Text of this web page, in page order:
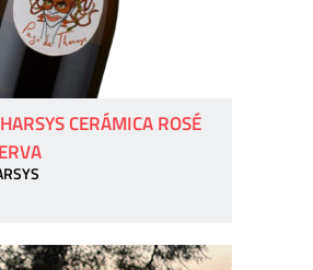
CERÁMICA ROSÉ